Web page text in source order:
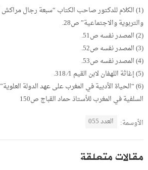
(1) الكلام للدكتور صاحب الكتاب “سبعة رجال
والتربوية والاجتماعية” ص28.
(2) المصدر نفسه ص51.
(3) المصدر نفسه ص52.
(4) المصدر نفسه ص53.
(5) إغاثة اللهفان لابن القيم 1⁄ 318.
السلفية في المغرب للأستاذ حماد القباج ص150
الأوسمة: العدد 055
مقالات متعلقة